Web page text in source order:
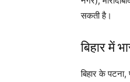
सकती है।
बिहार में
बिहार के